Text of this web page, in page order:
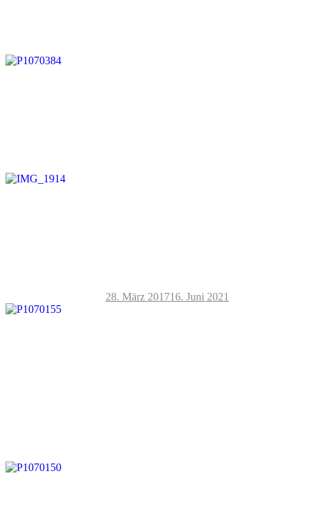
28. März 201716. Juni 2021